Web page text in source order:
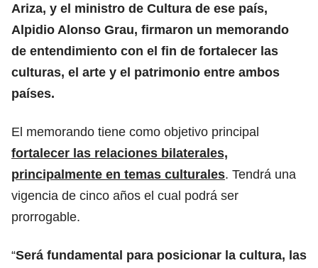
Ariza, y el ministro de Cultura de ese país,
Alpidio Alonso Grau, firmaron un memorando
de entendimiento con el fin de fortalecer las
culturas, el arte y el patrimonio entre ambos
países.
El memorando tiene como objetivo principal
fortalecer las relaciones bilaterales,
principalmente en temas culturales. Tendrá una
vigencia de cinco años el cual podrá ser
prorrogable.
“Será fundamental para posicionar la cultura, las